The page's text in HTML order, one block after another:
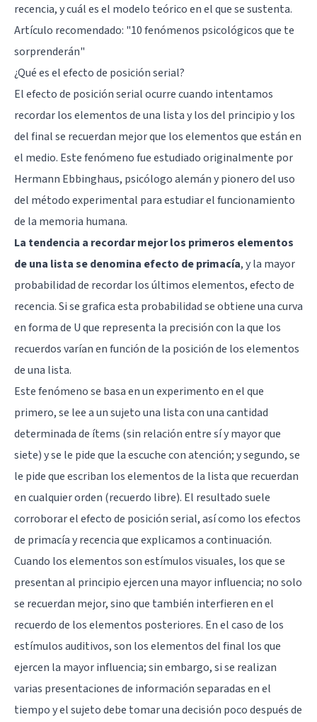
recencia, y cuál es el modelo teórico en el que se sustenta.
Artículo recomendado: "10 fenómenos psicológicos que te
sorprenderán"
¿Qué es el efecto de posición serial?
El efecto de posición serial ocurre cuando intentamos
recordar los elementos de una lista y los del principio y los
del final se recuerdan mejor que los elementos que están en
el medio. Este fenómeno fue estudiado originalmente por
Hermann Ebbinghaus, psicólogo alemán y pionero del uso
del método experimental para estudiar el funcionamiento
de la memoria humana.
La tendencia a recordar mejor los primeros elementos
de una lista se denomina efecto de primacía, y la mayor
probabilidad de recordar los últimos elementos, efecto de
recencia. Si se grafica esta probabilidad se obtiene una curva
en forma de U que representa la precisión con la que los
recuerdos varían en función de la posición de los elementos
de una lista.
Este fenómeno se basa en un experimento en el que
primero, se lee a un sujeto una lista con una cantidad
determinada de ítems (sin relación entre sí y mayor que
siete) y se le pide que la escuche con atención; y segundo, se
le pide que escriban los elementos de la lista que recuerdan
en cualquier orden (recuerdo libre). El resultado suele
corroborar el efecto de posición serial, así como los efectos
de primacía y recencia que explicamos a continuación.
Cuando los elementos son estímulos visuales, los que se
presentan al principio ejercen una mayor influencia; no solo
se recuerdan mejor, sino que también interfieren en el
recuerdo de los elementos posteriores. En el caso de los
estímulos auditivos, son los elementos del final los que
ejercen la mayor influencia; sin embargo, si se realizan
varias presentaciones de información separadas en el
tiempo y el sujeto debe tomar una decisión poco después de